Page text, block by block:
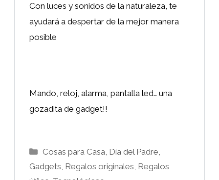
Con luces y sonidos de la naturaleza, te
ayudará a despertar de la mejor manera
posible
Mando, reloj, alarma, pantalla led… una
gozadita de gadget!!
Categorías
Cosas para Casa, Día del Padre,
Gadgets, Regalos originales, Regalos